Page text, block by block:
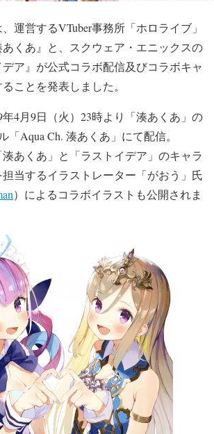
運営するVTuber事務所「ホロライブ」
あくあ』と、スクウェア・エニックスの
ア』が公式コラボ配信及びコラボキャ
ことを発表しました。
年4月9日（火）23時より「湊あくあ」の
「Aqua Ch. 湊あくあ」にて配信。
あくあ」と「ラストイデア」のキャラ
当するイラストレーター「がおう」氏
）によるコラボイラストも公開されま